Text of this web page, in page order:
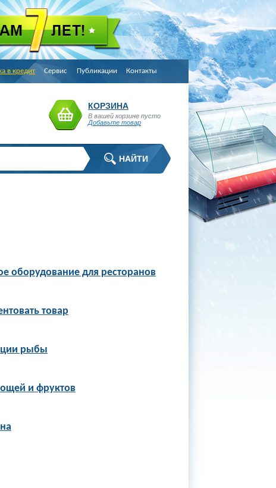
в кредит Сервис Публикации Контакты
КОРЗИНА
В вашей корзине пусто
Добавьте товар
оборудование для ресторанов
товар
рыбы
и фруктов